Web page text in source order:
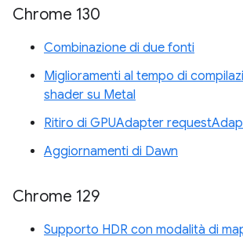
Chrome 130
Combinazione di due fonti
Miglioramenti al tempo di
shader su Metal
Ritiro di GPUAdapter
Aggiornamenti di Dawn
Chrome 129
Supporto HDR con modalità di